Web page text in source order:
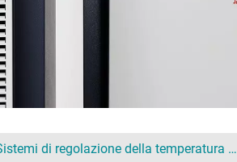
di regolazione della temperatura …